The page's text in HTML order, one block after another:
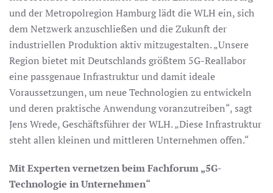
und der Metropolregion Hamburg lädt die WLH ein, sich
dem Netzwerk anzuschließen und die Zukunft der
industriellen Produktion aktiv mitzugestalten. „Unsere
Region bietet mit Deutschlands größtem 5G-Reallabor
eine passgenaue Infrastruktur und damit ideale
Voraussetzungen, um neue Technologien zu entwickeln
und deren praktische Anwendung voranzutreiben“, sagt
Jens Wrede, Geschäftsführer der WLH. „Diese Infrastruktur
steht allen kleinen und mittleren Unternehmen offen.“
Mit Experten vernetzen beim Fachforum „5G-
Technologie in Unternehmen“